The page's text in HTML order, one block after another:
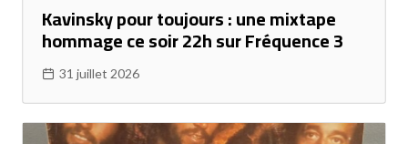
Kavinsky pour toujours : une mixtape
hommage ce soir 22h sur Fréquence 3
31 juillet 2026